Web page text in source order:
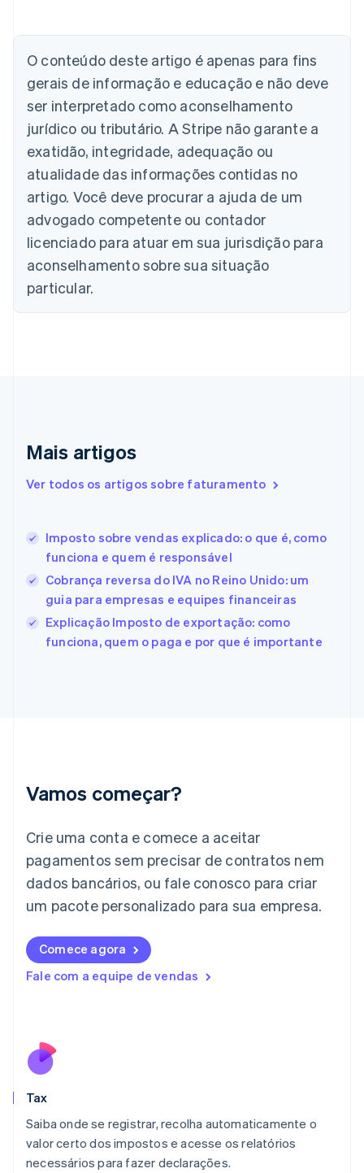
O conteúdo deste artigo é apenas para fins
gerais de informação e educação e não deve
ser interpretado como aconselhamento
jurídico ou tributário. A Stripe não garante a
exatidão, integridade, adequação ou
atualidade das informações contidas no
artigo. Você deve procurar a ajuda de um
advogado competente ou contador
licenciado para atuar em sua jurisdição para
aconselhamento sobre sua situação
particular.
Mais artigos
Ver todos os artigos sobre faturamento
Imposto sobre vendas explicado: o que é, como
funciona e quem é responsável
Cobrança reversa do IVA no Reino Unido: um
guia para empresas e equipes financeiras
Explicação Imposto de exportação: como
funciona, quem o paga e por que é importante
Vamos começar?
Crie uma conta e comece a aceitar
pagamentos sem precisar de contratos nem
dados bancários, ou fale conosco para criar
um pacote personalizado para sua empresa.
Comece agora
Fale com a equipe de vendas
Tax
Saiba onde se registrar, recolha automaticamente o
valor certo dos impostos e acesse os relatórios
necessários para fazer declarações.
Deutsch English
Austrália
Áustria
DeutschEnglish
Bélgica
Nederlands FrançaisDeutschEnglish
Brasil
Português English
Bulgária
English
Canadá
China continental
简体中文English
Eslováquia
English
EnglishItaliano
Estados Unidos
EnglishEspañol简体中文
Estônia
English
Finlândia
EnglishSvenska
França
English
Irlanda
Itália
English
Japão
日本語English
Letônia
Liechtenstein
Deutsch English
Lituânia
English
English
Malta
Noruega
English
Nova Zelândia